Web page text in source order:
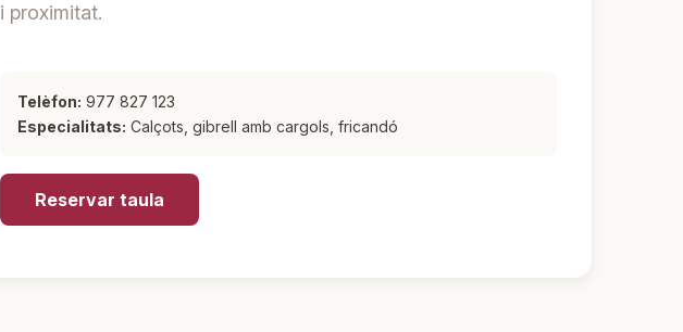
i proximitat.
Telèfon: 977 827 123
Especialitats: Calçots, gibrell amb cargols, fricandó
Reservar taula